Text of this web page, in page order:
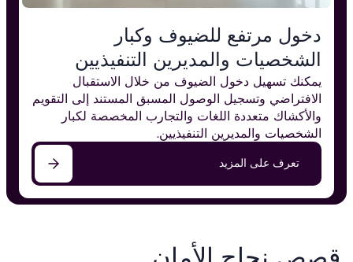
دخول مرتفع للضيوف وكبار
الشخصيات والمديرين التنفيذيين
يمكنك تسهيل دخول الضيوف من خلال الاستقبال
الافتراضي وتسجيل الوصول المسبق المستند إلى التقويم
والأكشاك متعددة اللغات والتجارب المخصصة لكبار
الشخصيات والمديرين التنفيذيين.
تعرف على المزيد